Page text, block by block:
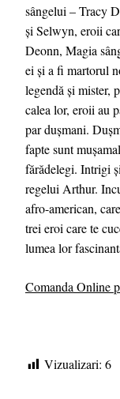
sângelui – Tracy
şi Selwyn, eroii
Deonn, Magia
ei şi a fi martorul
legendă şi mister,
calea lor, eroii au
par duşmani.
fapte sunt
fărădelegi. Intrigi
regelui Arthur.
afro-american,
trei eroi care te
lumea lor
Comanda Online
Vizualizari: 6